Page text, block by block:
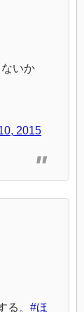
いか
2015
る。 #ほ